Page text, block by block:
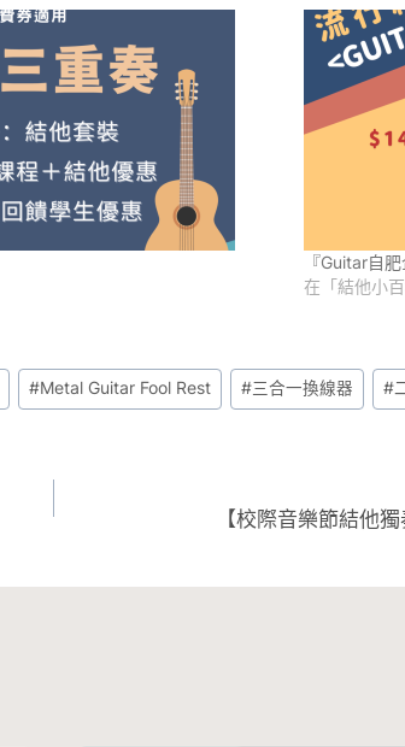
『Guitar自
在「結他小
#Metal Guitar Fool Rest #三合一換線器 #
【校際音樂節結他